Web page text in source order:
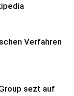
Verfahren
sezt auf